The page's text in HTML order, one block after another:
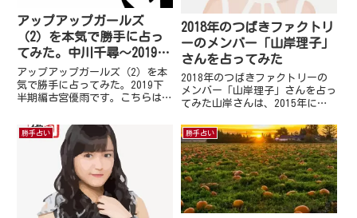
アップアップガールズ
（2）を本気で勝手に占っ
てみた。中川千尋～2019下
半期編～
アップアップガールズ（2）を本
気で勝手に占ってみた。2019下
半期編古宮優雨です。こちらは私
ました！！その名も「アップアッ
プガールズ（2）を本気で勝手に
占ってみた。2019下半期編」
2019年8月13日リリース...
2018年のつばきファクトリ
ーのメンバー「山岸理子」
さんを占ってみた
2018年のつばきファクトリーの
メンバー「山岸理子」さんを占っ
てみた山岸さんは、2015年に結
ーをした、つばきファクトリーの
リーダーです。去年メジャーデビ
ューをし、明るい未来を夢見て頑
張って来た山岸さん。そ...
勝手占い 勝手占い